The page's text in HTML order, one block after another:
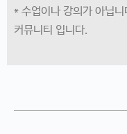
* 수업이나 강의가 아닙
커뮤니티 입니다.